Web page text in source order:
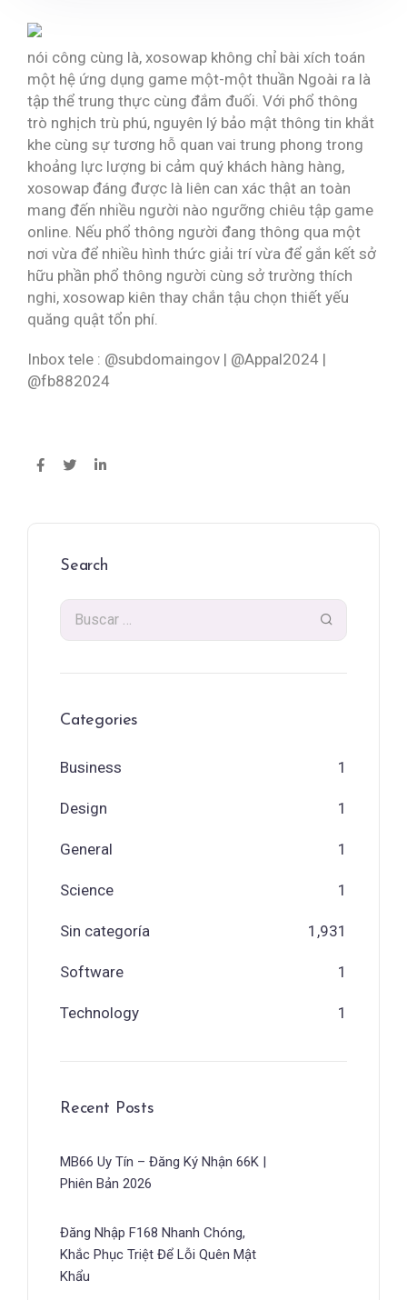
nói công cùng là, xosowap không chỉ bài xích toán
một hệ ứng dụng game một-một thuần Ngoài ra là
tập thể trung thực cùng đắm đuối. Với phổ thông
trò nghịch trù phú, nguyên lý bảo mật thông tin khắt
khe cùng sự tương hỗ quan vai trung phong trong
khoảng lực lượng bi cảm quý khách hàng hàng,
xosowap đáng được là liên can xác thật an toàn
mang đến nhiều người nào ngưỡng chiêu tập game
online. Nếu phổ thông người đang thông qua một
nơi vừa để nhiều hình thức giải trí vừa để gắn kết sở
hữu phần phổ thông người cùng sở trường thích
nghi, xosowap kiên thay chắn tậu chọn thiết yếu
quăng quật tổn phí.
Inbox tele : @subdomaingov | @Appal2024 |
@fb882024
Search
Categories
Business 1
Design 1
General 1
Science 1
Sin categoría 1,931
Software 1
Technology 1
Recent Posts
MB66 Uy Tín – Đăng Ký Nhận 66K |
Phiên Bản 2026
Đăng Nhập F168 Nhanh Chóng,
Khắc Phục Triệt Để Lỗi Quên Mật
Khẩu